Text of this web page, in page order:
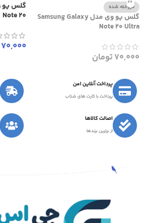
فروخته شده
گلس یو وی مدل Samsung Galaxy
Note 20 Ultra
70,000تومان
Note 20
70,000
پرداخت آنلاین امن
پرداخت با کارت های شتاب
اصالت کالاها
از برترین برندها